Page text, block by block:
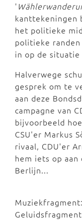
'
kanttekeningen
het politieke
politieke
in op de
Halverwege
gesprek om te
aan deze
campagne van
bijvoorbeeld
CSU'er Markus
rivaal, CDU'er
hem iets op
Berlijn...